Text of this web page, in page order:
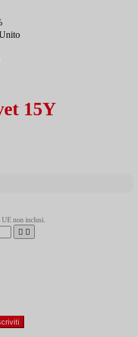
15Y
UE non inclusi.
 